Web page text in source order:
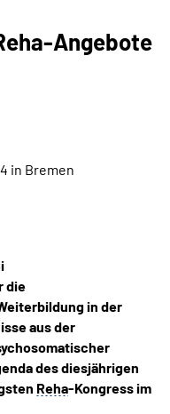
Angebote
in Bremen
die
in der
aus der
des diesjährigen
Reha-Kongress im